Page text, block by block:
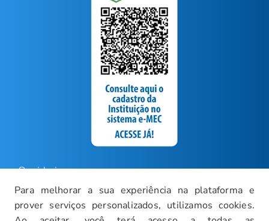
Para melhorar a sua experiência na plataforma e
prover serviços personalizados, utilizamos cookies.
Ouvidoria
Carreiras
Intranet